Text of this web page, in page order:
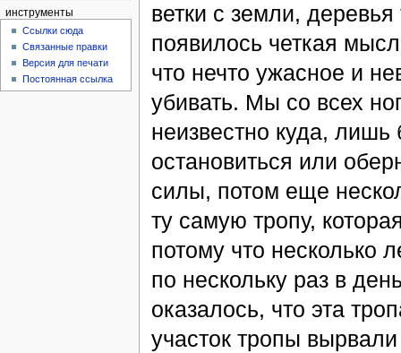
ветки с земли,
появилось четкая
что нечто ужасное и
убивать. Мы со всех
неизвестно куда, лишь
остановиться или
силы, потом еще
ту самую тропу,
потому что несколько
по нескольку раз в
оказалось, что эта
участок тропы
инструменты
Ссылки сюда
Связанные правки
Версия для печати
Постоянная ссылка